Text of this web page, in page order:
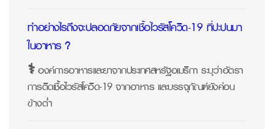
ทำอย่างไรถึงจะปลอดภัยจากเชื้อไวรัสโควิด-19 ที่ปะปนมา
ในอาหาร ?
⚕ องค์การอาหารและยาจากประเทศสหรัฐอเมริกา ระบุว่าอัตรา
การติดเชื้อไวรัสโควิด-19 จากอาหาร และบรรจุภัณฑ์ยังค่อน
ข้างต่ำ